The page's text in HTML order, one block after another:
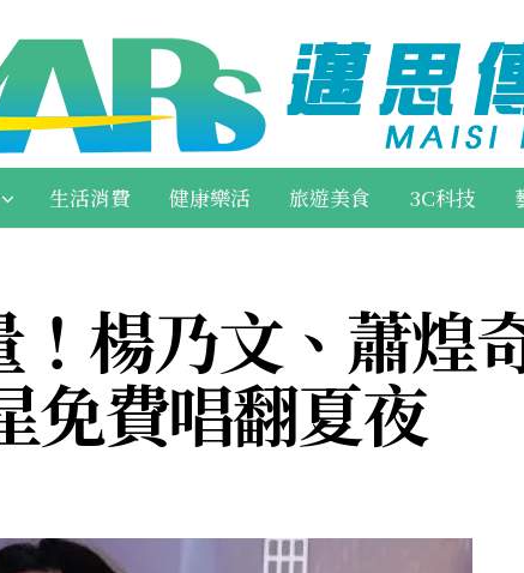
生活消費 健康樂活 旅遊美食 3C科技
！楊乃文、蕭煌
免費唱翻夏夜